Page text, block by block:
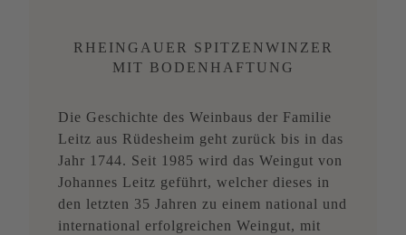
RHEINGAUER SPITZENWINZER
MIT BODENHAFTUNG
Die Geschichte des Weinbaus der Familie
Leitz aus Rüdesheim geht zurück bis in das
Jahr 1744. Seit 1985 wird das Weingut von
Johannes Leitz geführt, welcher dieses in
den letzten 35 Jahren zu einem national und
international erfolgreichen Weingut, mit